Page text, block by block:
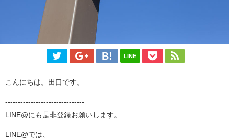
LINE
こんにちは。田口です。
-------------------------------
LINE@にも是非登録お願いします。
LINE@では、